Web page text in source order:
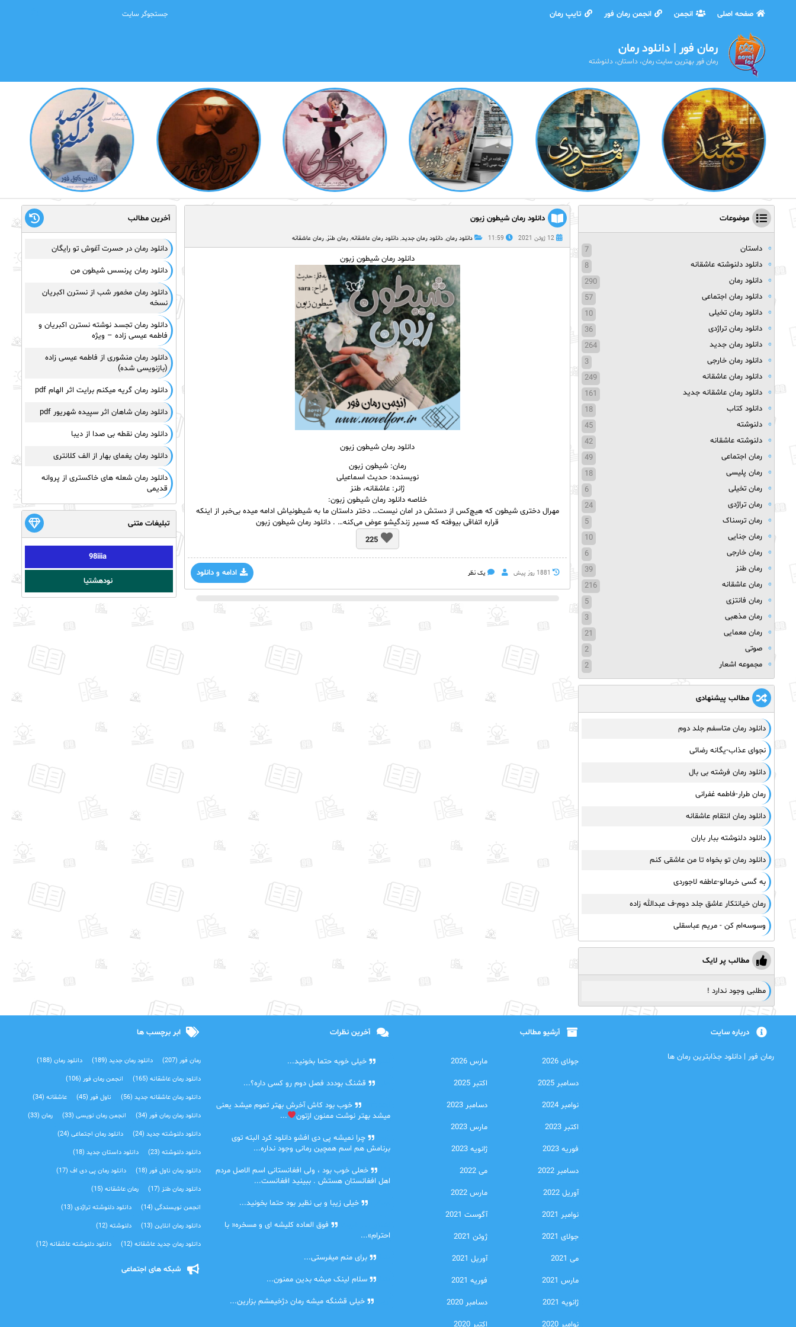
صفحه اصلی انجمن انجمن رمان فور تایپ رمان
رمان فور | دانلود رمان
رمان فور بهترین سایت رمان، داستان، دلنوشته
دانلود رمان شیطون زبون
12 ژوئن 2021 11:59 دانلود رمان, دانلود رمان جدید, دانلود رمان عاشقانه, رمان طنز, رمان عاشقانه
دانلود رمان شیطون زبون
دانلود رمان شیطون زبون
رمان: شیطون زبون
نویسنده: حدیث اسماعیلی
ژانر: عاشقانه، طنز
خلاصه دانلود رمان شیطون زبون:
مهرال دختری شیطون که هیچ‌کس از دستش در امان نیست… دختر داستان ما به شیطونیاش ادامه میده بی‌خبر از اینکه
قراره اتفاقی بیوفته که مسیر زندگیشو عوض می‌کنه… . دانلود رمان شیطون زبون
225
ادامه و دانلود 1881 روز پيش یک نظر
موضوعات
داستان
7
دانلود دلنوشته عاشقانه
8
دانلود رمان
290
دانلود رمان اجتماعی
57
دانلود رمان تخیلی
10
دانلود رمان تراژدی
36
دانلود رمان جدید
264
دانلود رمان خارجی
3
دانلود رمان عاشقانه
249
دانلود رمان عاشقانه جدید
161
دانلود کتاب
18
دلنوشته
45
دلنوشته عاشقانه
42
رمان اجتماعی
49
رمان پلیسی
18
رمان تخیلی
6
رمان تراژدی
24
رمان ترسناک
5
رمان جنایی
10
رمان خارجی
6
رمان طنز
39
رمان عاشقانه
216
رمان فانتزی
5
رمان مذهبی
3
رمان معمایی
21
صوتی
2
مجموعه اشعار
2
مطالب پیشنهادی
دانلود رمان متاسفم جلد دوم
نجوای عذاب-یگانه رضائی
‌دانلود رمان فرشته بی بال
رمان طرار-فاطمه غفرانی
دانلود رمان انتقام عاشقانه
دانلود دلنوشته ببار باران
دانلود رمان تو بخواه تا من عاشقی کنم
به گسی خرمالو-عاطفه لاجوردی
رمان خیانتکار عاشق جلد دوم-ف عبدالله زاده
وسوسه‌ام کن - مریم عباسقلی
مطالب پر لایک
مطلبی وجود ندارد !
آخرین مطالب
دانلود رمان در حسرت آغوش تو رایگان
دانلود رمان پرنسس شیطون من
دانلود رمان مخمور شب از نسترن اکبریان
نسخه
دانلود رمان تجسد نوشته نسترن اکبریان و
فاطمه عیسی زاده – ویژه
دانلود رمان منشوری از فاطمه عیسی زاده
(بازنویسی شده)
دانلود رمان گریه میکنم برایت اثر الهام pdf
دانلود رمان شاهان اثر سپیده شهریور pdf
دانلود رمان نقطه بی صدا از دیبا
دانلود رمان یغمای بهار از الف کلانتری
دانلود رمان شعله های خاکستری از پروانه
قدیمی
تبلیغات متنی
98iiia
نودهشتیا
درباره سایت
رمان فور | دانلود جذابترین رمان ها
آرشیو مطالب
جولای 2026 مارس 2026
دسامبر 2025 اکتبر 2025
نوامبر 2024 دسامبر 2023
اکتبر 2023 مارس 2023
فوریه 2023 ژانویه 2023
دسامبر 2022 می 2022
آوریل 2022 مارس 2022
نوامبر 2021 آگوست 2021
جولای 2021 ژوئن 2021
می 2021 آوریل 2021
مارس 2021 فوریه 2021
ژانویه 2021 دسامبر 2020
نوامبر 2020 اکتبر 2020
آخرین نظرات
خیلی خوبه حتما بخونید...
قشنگ بوددد فصل دوم رو کسی داره؟...
خوب بود کاش آخرش بهتر تموم میشد یعنی
میشد بهتر نوشت ممنون ازتون
...
چرا نمیشه پی دی افشو دانلود کرد البته توی
برنامش هم اسم همچین رمانی وجود نداره...
خعلی خوب بود ، ولی افغانستانی اسم الاصل مردم
اهل افغانستان هستش . ببینید افغانست...
خیلی زیبا و بی نظیر بود حتما بخونید...
فوق العاده کلیشه ای و مسخره« با
احترام»...
برای منم میفرستی...
سلام لینک میشه بدین ممنون...
خیلی قشنگه میشه رمان دژخیمشم بزارین...
ابر برچسب ها
رمان فور (207) دانلود رمان جدید (189) دانلود رمان (188)
دانلود رمان عاشقانه (165) انجمن رمان فور (106)
دانلود رمان عاشقانه جدید (56) ناول فور (45) عاشقانه (34)
دانلود رمان رمان فور (34) انجمن رمان نویسی (33) رمان (33)
دانلود دلنوشته جدید (24) دانلود رمان اجتماعی‌ (24)
دانلود دلنوشته (23) دانلود داستان جدید (18)
دانلود رمان ناول فور (18) دانلود رمان پی دی اف (17)
دانلود رمان طنز (17) رمان عاشقانه (15)
انجمن نویسندگی (14) دانلود دلنوشته تراژدی‌ (13)
دانلود رمان انلاین (13) دلنوشته (12)
دانلود رمان جدید عاشقانه (12) دانلود دلنوشته عاشقانه (12)
شبکه های اجتماعی